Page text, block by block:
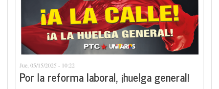
Jue, 05/15/2025 - 10:22
Por la reforma laboral, ¡huelga general!